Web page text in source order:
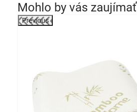
Mohlo by vás zaujímať
Previous